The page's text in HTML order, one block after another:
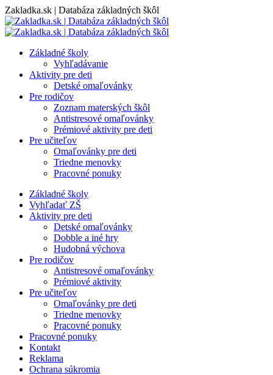
Skip
to
content
Zakladka.sk | Databáza základných škôl
Základné školy
Vyhľadávanie
Aktivity pre deti
Detské omaľovánky
Pre rodičov
Zoznam materských škôl
Antistresové omaľovánky
Prémiové aktivity pre deti
Pre učiteľov
Omaľovánky pre deti
Triedne menovky
Pracovné ponuky
Základné školy
Vyhľadať ZŠ
Aktivity pre deti
Detské omaľovánky
Dobble a iné hry
Hudobná výchova
Pre rodičov
Antistresové omaľovánky
Prémiové aktivity
Pre učiteľov
Omaľovánky pre deti
Triedne menovky
Pracovné ponuky
Pracovné ponuky
Kontakt
Reklama
Ochrana súkromia